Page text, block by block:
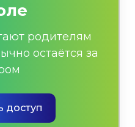
родителям
остаётся за
доступ